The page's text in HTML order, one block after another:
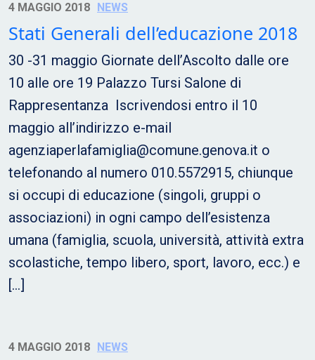
4 MAGGIO 2018 NEWS
Stati Generali dell’educazione 2018
30 -31 maggio Giornate dell’Ascolto dalle ore
10 alle ore 19 Palazzo Tursi Salone di
Rappresentanza Iscrivendosi entro il 10
maggio all’indirizzo e-mail
agenziaperlafamiglia@comune.genova.it o
telefonando al numero 010.5572915, chiunque
si occupi di educazione (singoli, gruppi o
associazioni) in ogni campo dell’esistenza
umana (famiglia, scuola, università, attività extra
scolastiche, tempo libero, sport, lavoro, ecc.) e
[…]
4 MAGGIO 2018 NEWS